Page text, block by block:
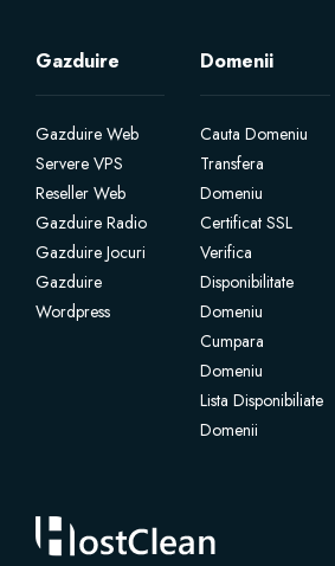
Aplicatii Mobil
SSL Certificates
Website Builder
E-mail Services
Professional Email
VPN
Gazduire
Gazduire Web
Servere VPS
Reseller Web
Gazduire Radio
Gazduire Jocuri
Gazduire
Wordpress
Domenii
Cauta Domeniu
Transfera
Domeniu
Certificat SSL
Verifica
Disponibilitate
Domeniu
Cumpara
Domeniu
Lista Disponibiliate
Domenii